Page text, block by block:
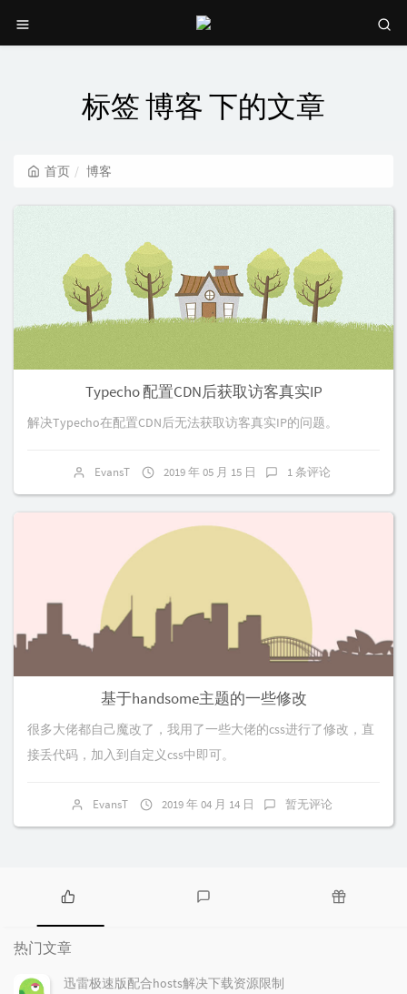
标签 博客 下的文章
首页 博客
Typecho 配置CDN后获取访客真实IP
解决Typecho在配置CDN后无法获取访客真实IP的问题。
EvansT 2019 年 05 月 15 日 1 条评论
基于handsome主题的一些修改
很多大佬都自己魔改了，我用了一些大佬的css进行了修改，直
接丢代码，加入到自定义css中即可。
EvansT 2019 年 04 月 14 日 暂无评论
热
门
文
章
论
热门文章
迅雷极速版配合hosts解决下载资源限制